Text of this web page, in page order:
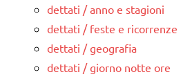
dettati / anno e stagioni
dettati / feste e ricorrenze
dettati / geografia
dettati / giorno notte ore